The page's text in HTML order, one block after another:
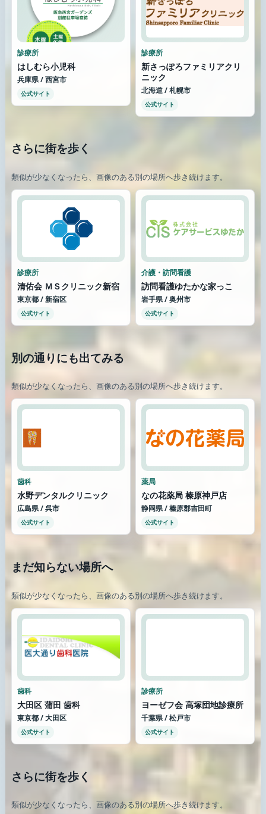
診療所
はしむら小児科
兵庫県 / 西宮市
公式サイト
診療所
新さっぽろファミリアクリ
ニック
北海道 / 札幌市
公式サイト
さらに街を歩く
類似が少なくなったら、画像のある別の場所へ歩き続けます。
診療所
清佑会 ＭＳクリニック新宿
東京都 / 新宿区
公式サイト
介護・訪問看護
訪問看護ゆたかな家っこ
岩手県 / 奥州市
公式サイト
別の通りにも出てみる
類似が少なくなったら、画像のある別の場所へ歩き続けます。
歯科
水野デンタルクリニック
広島県 / 呉市
公式サイト
薬局
なの花薬局 榛原神戸店
静岡県 / 榛原郡吉田町
公式サイト
まだ知らない場所へ
類似が少なくなったら、画像のある別の場所へ歩き続けます。
歯科
大田区 蒲田 歯科
東京都 / 大田区
公式サイト
診療所
ヨーゼフ会 高塚団地診療所
千葉県 / 松戸市
公式サイト
さらに街を歩く
類似が少なくなったら、画像のある別の場所へ歩き続けます。